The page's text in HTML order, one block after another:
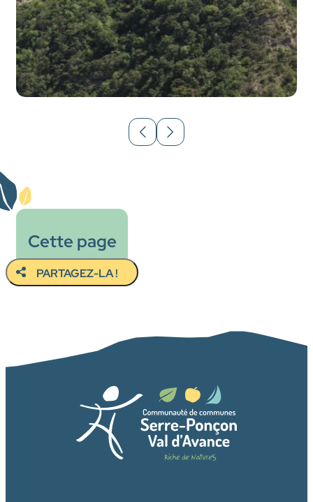
Cette page
vous a plu ?
PARTAGEZ-LA !